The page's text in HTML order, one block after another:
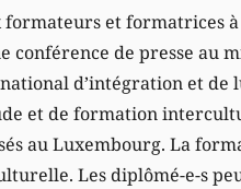
formateurs et formatrices
conférence de presse au
national d’intégration et
et de formation
au Luxembourg. La
Les diplômé-e-s